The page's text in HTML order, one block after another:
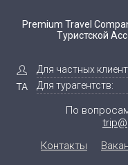
Premium Travel
Туристской
Для частных
Для турагентств:
По
Контакты